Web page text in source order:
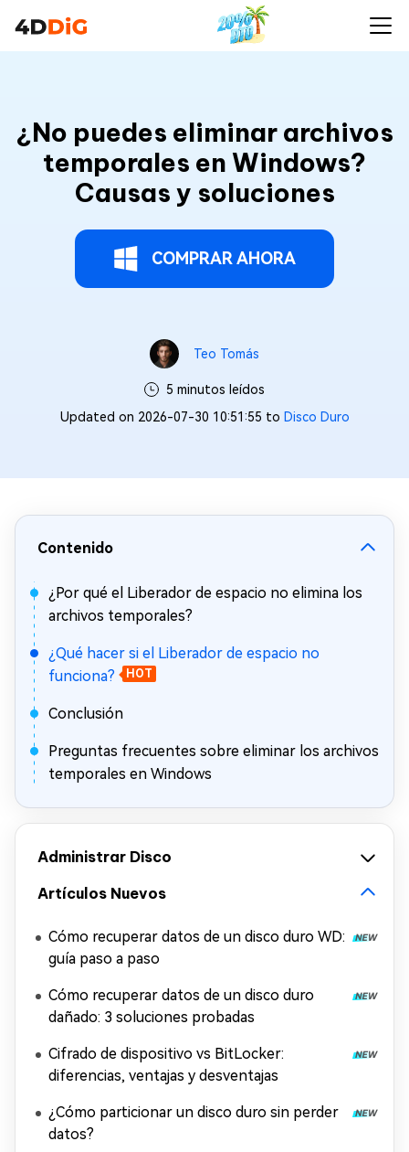
¿No puedes eliminar archivos
temporales en Windows?
Causas y soluciones
COMPRAR AHORA
Teo Tomás
5 minutos leídos
Updated on 2026-07-30 10:51:55 to Disco Duro
Contenido
¿Por qué el Liberador de espacio no elimina los
archivos temporales?
¿Qué hacer si el Liberador de espacio no
funciona?
HOT
Conclusión
Preguntas frecuentes sobre eliminar los archivos
temporales en Windows
Administrar Disco
Artículos Nuevos
Cómo recuperar datos de un disco duro WD:
guía paso a paso
Cómo recuperar datos de un disco duro
dañado: 3 soluciones probadas
Cifrado de dispositivo vs BitLocker:
diferencias, ventajas y desventajas
¿Cómo particionar un disco duro sin perder
datos?